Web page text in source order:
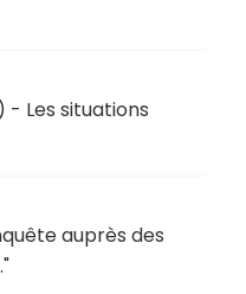
- Les situations
auprès des
."